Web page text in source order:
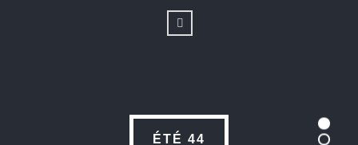
ÉTÉ 44